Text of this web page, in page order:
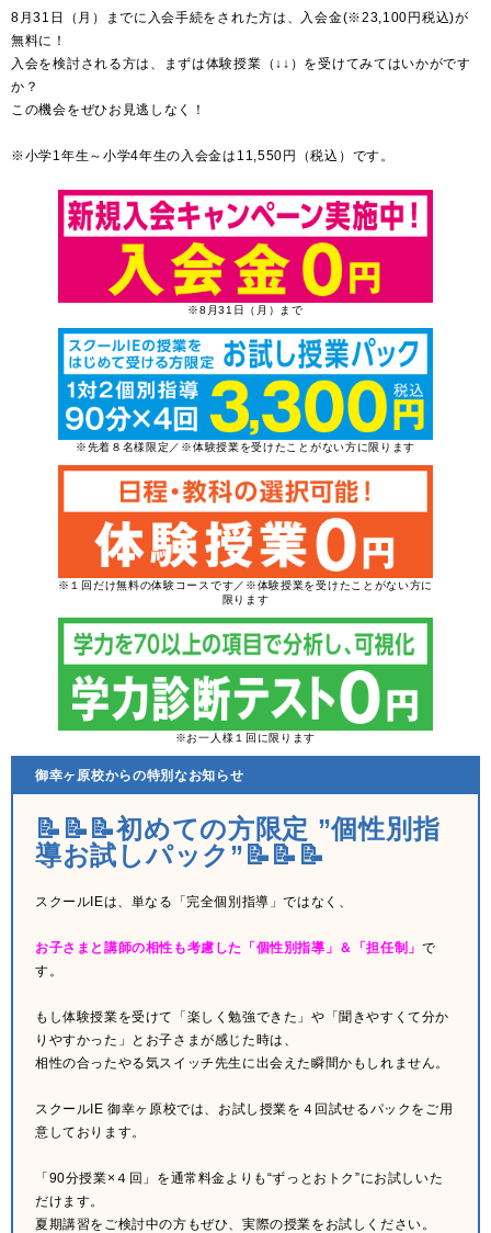
8月31日（月）までに入会手続をされた方は、入会金(※23,100円税込)が
無料に！
入会を検討される方は、まずは体験授業（↓↓）を受けてみてはいかがです
か？
この機会をぜひお見逃しなく！
※小学1年生～小学4年生の入会金は11,550円（税込）です。
※8月31日（月）まで
※先着８名様限定／※体験授業を受けたことがない方に限ります
※１回だけ無料の体験コースです／※体験授業を受けたことがない方に
限ります
※お一人様１回に限ります
御幸ヶ原校からの特別なお知らせ
📝📝📝初めての方限定 ”個性別指
導お試しパック”📝📝📝
スクールIEは、単なる「完全個別指導」ではなく、
お子さまと講師の相性も考慮した「個性別指導」＆「担任制」 で
す。
もし体験授業を受けて「楽しく勉強できた」や「聞きやすくて分か
りやすかった」とお子さまが感じた時は、
相性の合ったやる気スイッチ先生に出会えた瞬間かもしれません。
スクールIE 御幸ヶ原校では、お試し授業を４回試せるパックをご用
意しております。
「90分授業×４回」を通常料金よりも“ずっとおトク”にお試しいた
だけます。
夏期講習をご検討中の方もぜひ、実際の授業をお試しください。